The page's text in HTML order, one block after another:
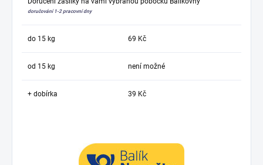
doručování 1-2 pracovní dny
do 15 kg 69 Kč
od 15 kg není možné
+ dobírka 39 Kč